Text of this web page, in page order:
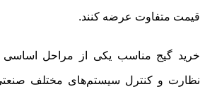
قیمت متفاوت عرضه کنند.
خرید گیج مناسب یکی از مراحل اساسی
نظارت و کنترل سیستم‌های مختلف